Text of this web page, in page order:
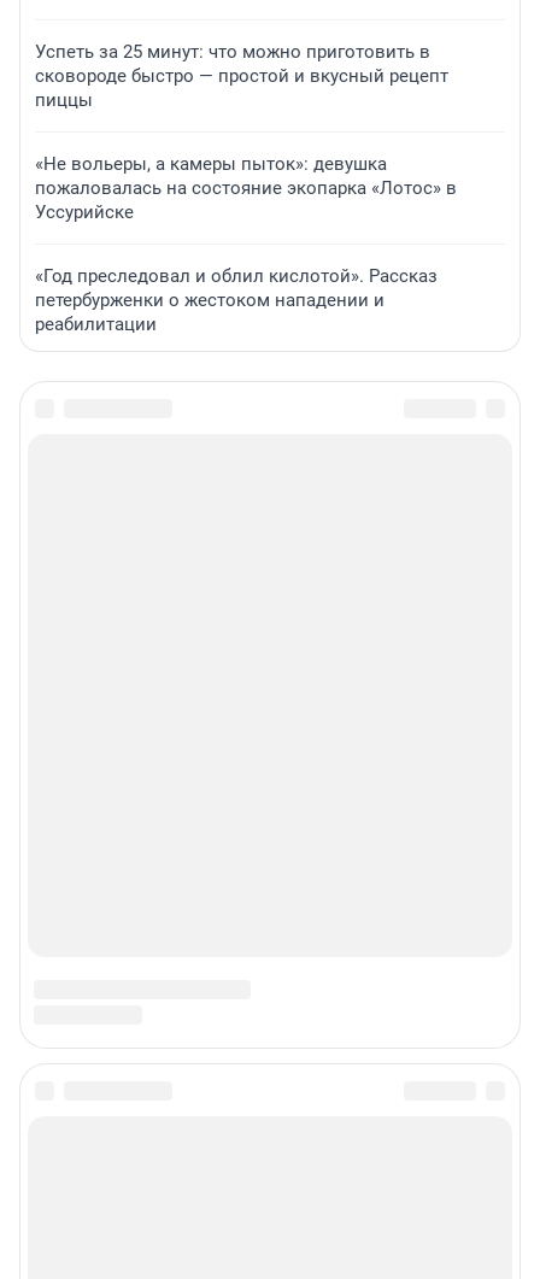
Успеть за 25 минут: что можно приготовить в
сковороде быстро — простой и вкусный рецепт
пиццы
«Не вольеры, а камеры пыток»: девушка
пожаловалась на состояние экопарка «Лотос» в
Уссурийске
«Год преследовал и облил кислотой». Рассказ
петербурженки о жестоком нападении и
реабилитации